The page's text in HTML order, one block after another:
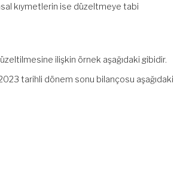
kıymetlerin ise düzeltmeye tabi
ilişkin örnek aşağıdaki gibidir.
tarihli dönem sonu bilançosu aşağıdaki